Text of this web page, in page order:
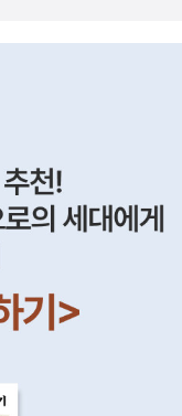
섬멸하지 못합니다.
패벽이 무너지기 시작
이 성공했습니다.곧 앵
휘관을 읽은 앵글로색
리 스콧의 영화 '킹덤오
나온 하틴전투가 설
듯한 예루살렘의 왕 기
군에게 궤멸당하는 것
포로가 된 기 드 뤼지
하는 장면이 나중 전
게 그 막나가는 돼지같
는 영주의 뺨을 때릴
싸다....그 막되먹은 샤
로 잡혀 처형된다. 영
성전 끝에 발리옹(올
루살렘이란 무엇인가?
어서 또 이렇게 말한
. OTT에는 없는 것 같